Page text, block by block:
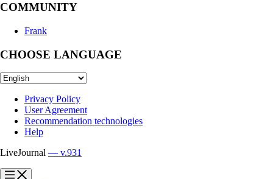
COMMUNITY
Frank
CHOOSE LANGUAGE
Privacy Policy
User Agreement
Recommendation technologies
Help
LiveJournal — v.931
?
?